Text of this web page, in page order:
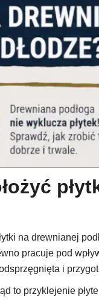
na drewnianej
pracuje pod
i
to przyklejenie